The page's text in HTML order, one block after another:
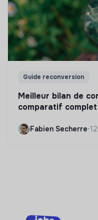
Guide reconversion
Meilleur bilan de
comparatif
Fabien Secherre•